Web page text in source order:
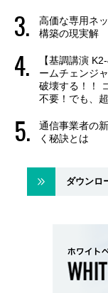
高価な専用ネ
構築の現実解
【基調講演
ームチェンジ
破壊する！！
不要！でも、
通信事業者の
く秘訣とは
ダウンロ